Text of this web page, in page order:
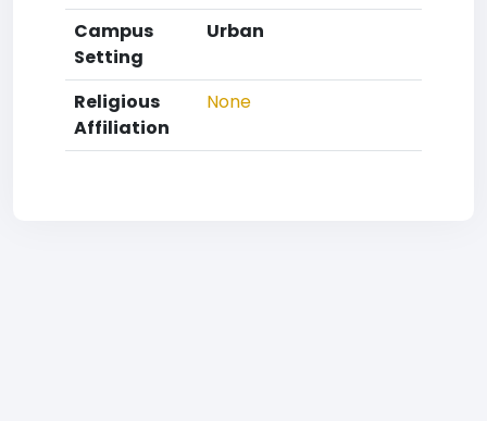
Campus
Setting
Urban
Religious
Affiliation
None